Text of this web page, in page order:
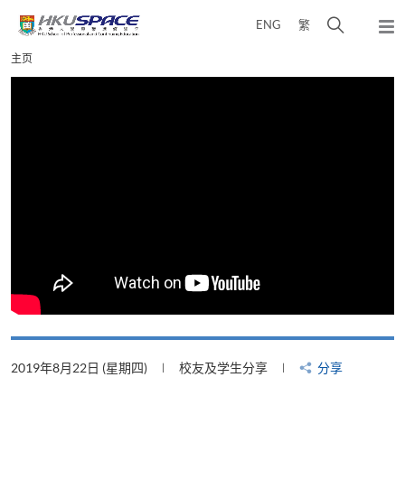
content
ENG 繁
弹
Main
content
主页
2019年8月22日 (星期四) 校友及学生分享 分享